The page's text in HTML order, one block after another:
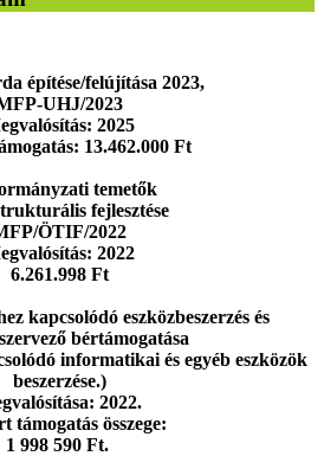
építése/felújítása 2023,
UHJ/2023
2025
13.462.000 Ft
temetők
fejlesztése
ÖTIF/2022
2022
6.261.998 Ft
kapcsolódó eszközbeszerzés és
bértámogatása
informatikai és egyéb eszközök
beszerzése.)
2022.
támogatás összege:
1 998 590 Ft.